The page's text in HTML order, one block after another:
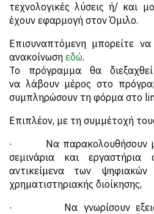
τεχνολογικές λύσεις ή/ και
έχουν εφαρμογή στον Όμιλο.
Επισυναπτόμενη μπορείτε
ανακοίνωση εδώ.
Το πρόγραμμα θα
να λάβουν μέρος στο
συμπληρώσουν τη φόρμα στο
Επιπλέον, με τη συμμέτοχή
· Να παρακολουθήσουν
σεμινάρια και εργαστήρια
αντικείμενα των
χρηματιστηριακής διοίκησης,
· Να γνωρίσουν